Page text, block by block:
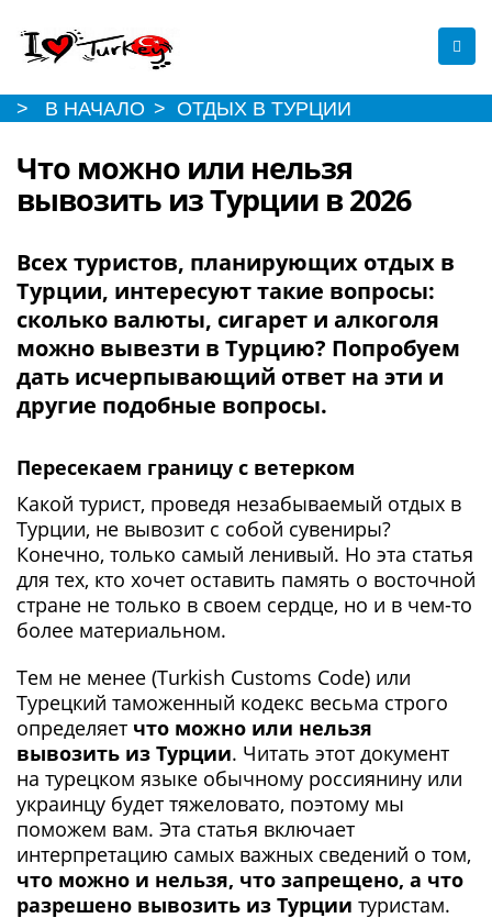
> В НАЧАЛО > ОТДЫХ В ТУРЦИИ
Что можно или нельзя
вывозить из Турции в 2026
Всех туристов, планирующих отдых в
Турции, интересуют такие вопросы:
сколько валюты, сигарет и алкоголя
можно вывезти в Турцию? Попробуем
дать исчерпывающий ответ на эти и
другие подобные вопросы.
Пересекаем границу с ветерком
Какой турист, проведя незабываемый отдых в
Турции, не вывозит с собой сувениры?
Конечно, только самый ленивый. Но эта статья
для тех, кто хочет оставить память о восточной
стране не только в своем сердце, но и в чем-то
более материальном.
Тем не менее (Turkish Customs Code) или
Турецкий таможенный кодекс весьма строго
определяет что можно или нельзя
вывозить из Турции. Читать этот документ
на турецком языке обычному россиянину или
украинцу будет тяжеловато, поэтому мы
поможем вам. Эта статья включает
интерпретацию самых важных сведений о том,
что можно и нельзя, что запрещено, а что
разрешено вывозить из Турции туристам.